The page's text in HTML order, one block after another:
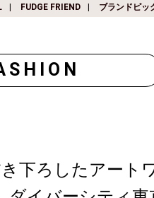
FUDGE FRIEND ブランドピッ
下ろしたアート